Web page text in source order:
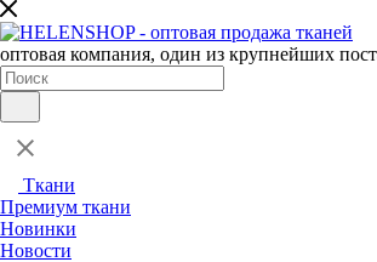
оптовая компания, один из крупнейших
Ткани
Премиум ткани
Новинки
Новости